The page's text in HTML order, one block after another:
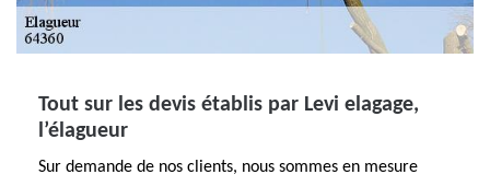
Tout sur les devis établis par Levi elagage,
l’élagueur
Sur demande de nos clients, nous sommes en mesure